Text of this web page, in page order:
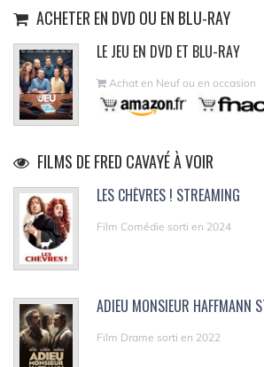
ACHETER EN DVD OU EN BLU-RAY
LE JEU EN DVD ET BLU-RAY
Achat en Neuf ou en occasion
FILMS DE FRED CAVAYÉ À VOIR
LES CHÈVRES ! STREAMING
Film Comédie sorti en 2024
ADIEU MONSIEUR HAFFMANN
Film Drame sorti en 2022